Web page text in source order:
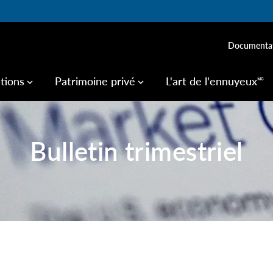
keyboard_arrow_down Patrimoine privé keyboard_arrow_down L'art de l'ennuyeux🅪
Bulletin trimestriel